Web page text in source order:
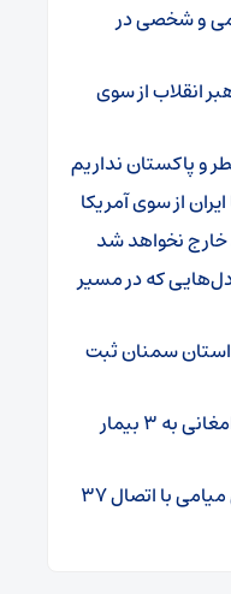
و شخصی در
انقلاب از سوی
و پاکستان نداریم
از سوی آمریکا
خارج نخواهد شد
که در مسیر
برای حج تمتع ۱۴۰۵ در استان سمنان ثبت
اهدای اعضای کودک ۶ ساله دامغانی به ۳ بیمار
توسعه زیرساخت‌های ارتباطی میامی با اتصال ۳۷